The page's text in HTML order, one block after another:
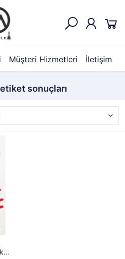
Müşteri Hizmetleri İletişim
sonuçları